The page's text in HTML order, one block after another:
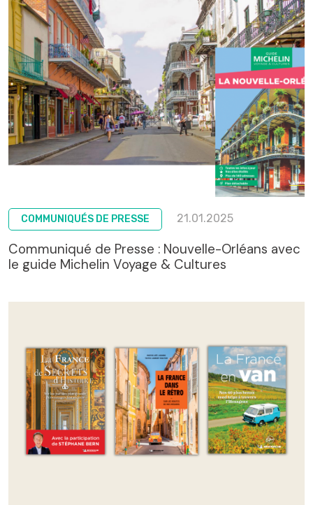
COMMUNIQUÉS DE PRESSE 21.01.2025
Communiqué de Presse : Nouvelle-Orléans avec
le guide Michelin Voyage & Cultures